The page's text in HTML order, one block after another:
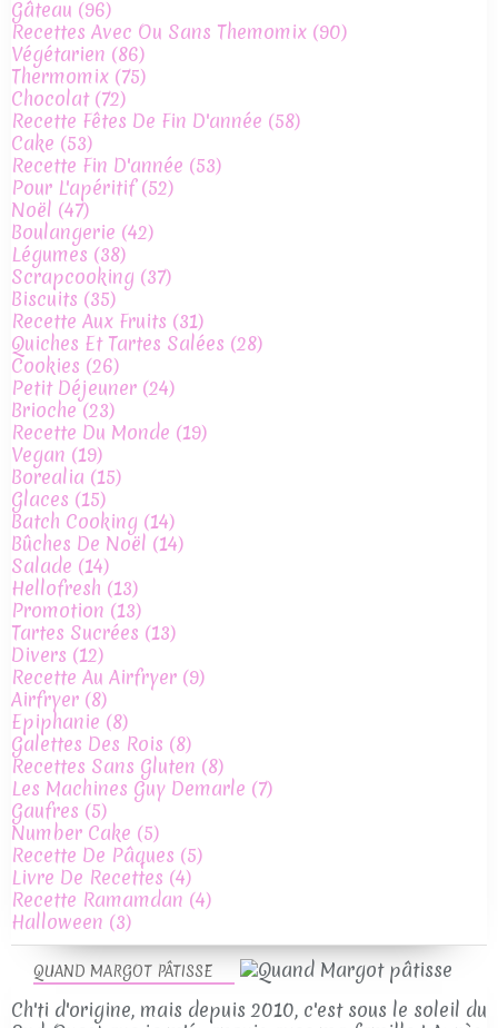
QUAND MARGOT PÂTISSE
Ch'ti d'origine, mais depuis 2010, c'est sous le soleil du
Gâteau (96)
Recettes Avec Ou Sans Themomix (90)
Végétarien (86)
Thermomix (75)
Chocolat(72)
Recette Fêtes De Fin D'année (58)
Cake (53)
Recette Fin D'année (53)
Pour L'apéritif(52)
Noël (47)
Boulangerie (42)
Légumes (38)
Scrapcooking (37)
Biscuits (35)
Recette Aux Fruits (31)
Quiches Et Tartes Salées (28)
Cookies (26)
Petit Déjeuner (24)
Brioche(23)
Recette Du Monde (19)
Vegan (19)
Borealia (15)
Glaces (15)
Batch Cooking (14)
Bûches De Noël (14)
Salade (14)
Hellofresh (13)
Promotion (13)
Tartes Sucrées (13)
Divers (12)
Recette Au Airfryer (9)
Airfryer (8)
Epiphanie (8)
Galettes Des Rois (8)
Recettes Sans Gluten (8)
Les Machines Guy Demarle (7)
Gaufres (5)
Number Cake (5)
Recette De Pâques (5)
Livre De Recettes (4)
Recette Ramamdan (4)
Halloween (3)